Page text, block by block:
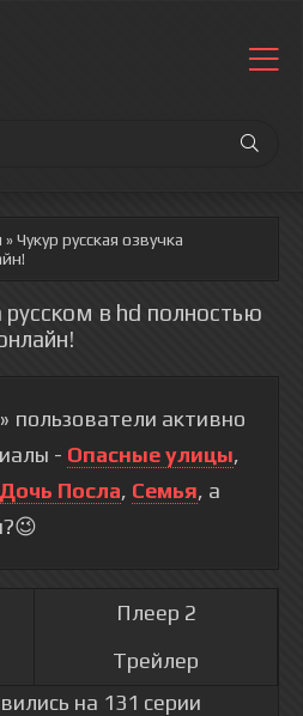
» Чукур русская озвучка
русском в hd полностью
пользователи активно
- Опасные улицы,
Дочь Посла, Семья, а
Плеер 2
Трейлер
на 131 серии